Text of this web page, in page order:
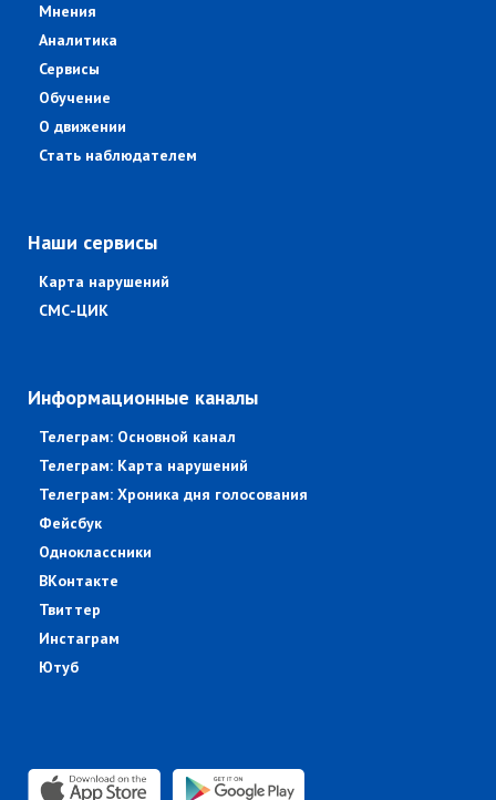
Мнения
Аналитика
Сервисы
Обучение
О движении
Стать наблюдателем
Наши сервисы
Карта нарушений
СМС-ЦИК
Информационные каналы
Телеграм: Основной канал
Телеграм: Карта нарушений
Телеграм: Хроника дня голосования
Фейсбук
Одноклассники
ВКонтакте
Твиттер
Инстаграм
Ютуб